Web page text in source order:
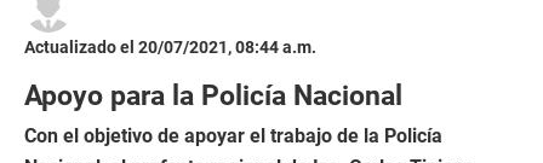
Actualizado el 20/07/2021, 08:44 a.m.
Apoyo para la Policía Nacional
Con el objetivo de apoyar el trabajo de la Policía